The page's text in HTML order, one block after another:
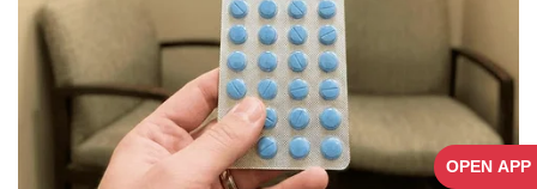
OPEN APP